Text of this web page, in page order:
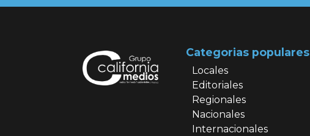
Categorias populares
Locales
Editoriales
Regionales
Nacionales
Internacionales